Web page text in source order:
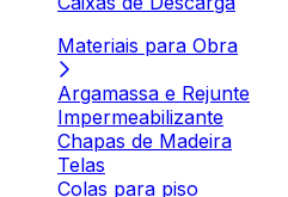
Materiais para Obra
Argamassa e Rejunte
Impermeabilizante
Chapas de Madeira
Telas
Colas para piso